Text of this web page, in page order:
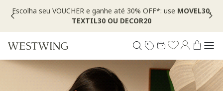
com selo
Escolha seu VOUCHER e ganhe até 30% OFF*:
TEXTIL30 OU DECOR20